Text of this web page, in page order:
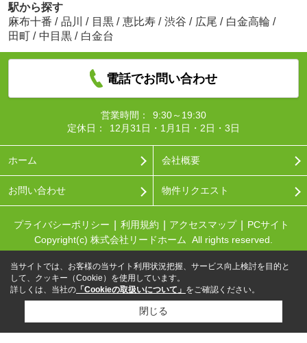
駅から探す
麻布十番 / 品川 / 目黒 / 恵比寿 / 渋谷 / 広尾 / 白金高輪 /
田町 / 中目黒 / 白金台
電話でお問い合わせ
営業時間：
9:30～19:30
定休日：
12月31日・1月1日・2日・3日
ホーム 会社概要
お問い合わせ 物件リクエスト
プライバシーポリシー 利用規約 アクセスマップ
PCサイト
Copyright(c) 株式会社リードホーム All rights reserved.
当サイトでは、お客様の当サイト利用状況把握、サービス向上検討を目的と
して、クッキー（Cookie）を使用しています。
詳しくは、当社の 「Cookieの取扱いについて」 をご確認ください。
閉じる